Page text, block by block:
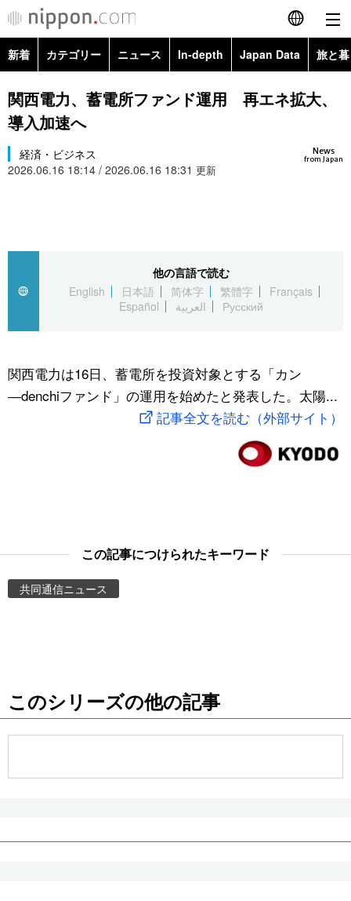
English
简体字
Русский
カテゴリー
国際
社会
文化
アーカイブ
Japan Data
旅と暮らし
動画/Live
Images
People
公式SNS
新着 カテゴリー ニュース In-depth Japan Data 旅と
政治・外交
経済・ビジネス
国際・海外
文化
科学・技術
暮らし
スポーツ・東京2020
Topics
関西電力、蓄電所ファンド運用 再エネ拡大、
導入加速へ
News
from Japan
経済・ビジネス
2026.06.16 18:14 / 2026.06.16 18:31 更新
他の言語で読む
English
日本語 简体字 繁體字
Français
Español
العربية Русский
関西電力は16日、蓄電所を投資対象とする「カン
―denchiファンド」の運用を始めたと発表した。太陽...
記事全文を読む（外部サイト）
この記事につけられたキーワード
共同通信ニュース
このシリーズの他の記事